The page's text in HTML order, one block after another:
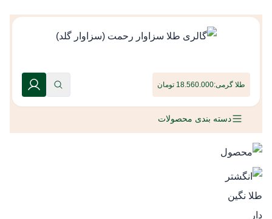
طلا گرمی:18.560.000 تومان
دسته بندی محصولات